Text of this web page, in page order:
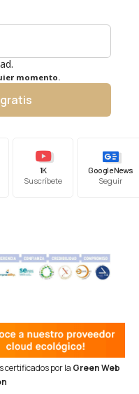
momento.
1K
Suscríbete
Google News
Seguir
certificados por la Green Web